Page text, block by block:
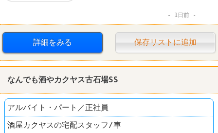
1日前
詳細をみる 保存リストに追加
なんでも酒やカクヤス古石場SS
アルバイト・パート／正社員
酒屋カクヤスの宅配スタッフ/車